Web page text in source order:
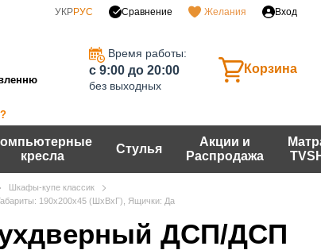
УКРРУС Сравнение Желания Вход
Время работы:
c 9:00 до 20:00
без выходных
Корзина
кресла
Стулья
Акции и
Распродажа
Шкафы-купе классик
190х200х45 (ШхВхГ), Ящички: Да
ДСП/ДСП